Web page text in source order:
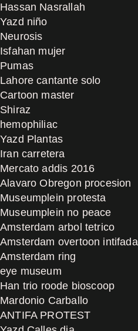
Hassan Nasrallah
Yazd niño
Neurosis
Isfahan mujer
Pumas
Lahore cantante solo
Cartoon master
Shiraz
hemophiliac
Yazd Plantas
Iran carretera
Mercato addis 2016
Alavaro Obregon procesion
Museumplein protesta
Museumplein no peace
Amsterdam arbol tetrico
Amsterdam overtoon intifada
Amsterdam ring
eye museum
Han trio roode bioscoop
Mardonio Carballo
ANTIFA PROTEST